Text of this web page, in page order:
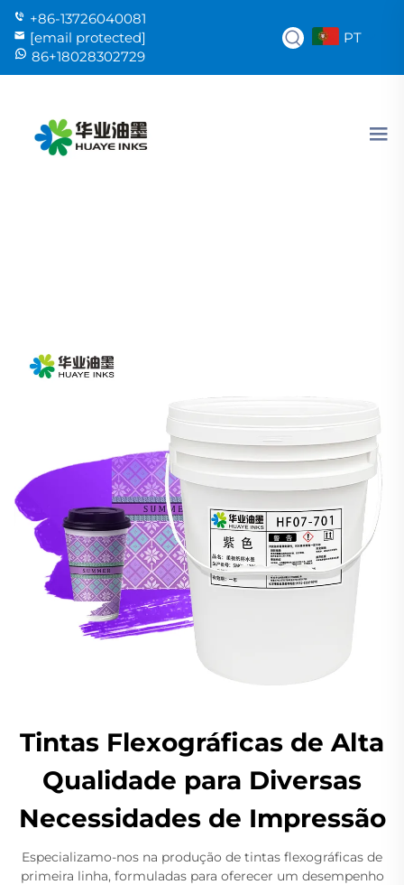
+86-13726040081
[email protected]
86+18028302729
PT
Tintas Flexográficas de Alta
Qualidade para Diversas
Necessidades de Impressão
Especializamo-nos na produção de tintas flexográficas de
primeira linha, formuladas para oferecer um desempenho